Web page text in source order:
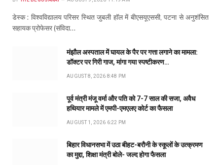
डेस्क : विश्वविद्यालय परिसर स्थित जुबली हॉल में बीएसयूएससी, पटना से अनुशंसित
सहायक प्रोफेसर (संविदा…
मंझौल अस्पताल में घायल के पैर पर गत्ता लगाने का मामला:
डॉक्टर पर गिरी गाज, मांगा गया स्पष्टीकरण…
AUGUST 8, 2026 8:48 PM
पूर्व मंत्री मंजू वर्मा और पति को 7-7 साल की सजा, अवैध
हथियार मामले में एमपी-एमएलए कोर्ट का फैसला
AUGUST 1, 2026 6:22 PM
बिहार विधानसभा में उठा बीहट-बरौनी के स्कूलों के उत्क्रमण
का मुद्दा, शिक्षा मंत्री बोले- जल्द होगा फैसला